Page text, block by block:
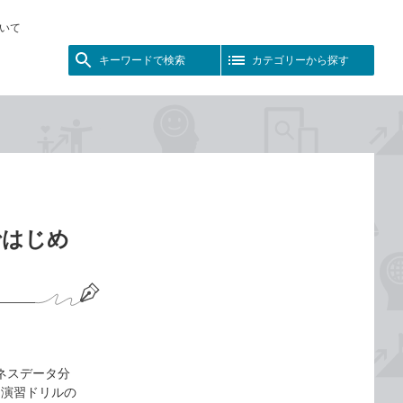
て
キーワードで検索 カテゴリーから探す
じめ
スデータ分
習ドリルの